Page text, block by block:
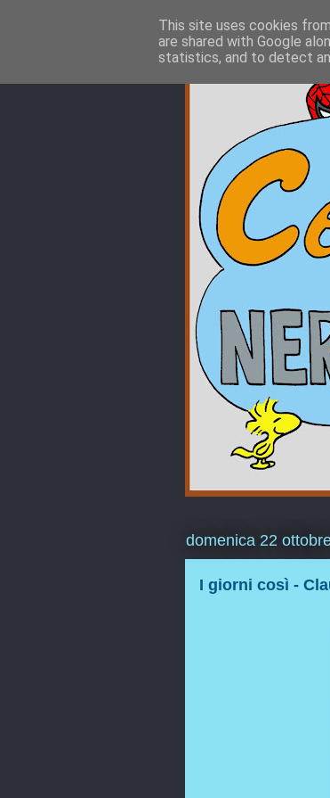
domenica 22
I giorni così -
This site uses cookies
are shared with Google
statistics, and to detect